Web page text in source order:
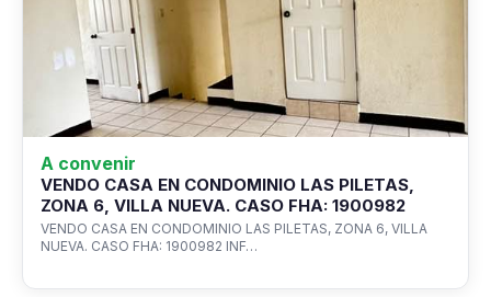
A convenir
VENDO CASA EN CONDOMINIO LAS PILETAS,
ZONA 6, VILLA NUEVA. CASO FHA: 1900982
VENDO CASA EN CONDOMINIO LAS PILETAS, ZONA 6, VILLA
NUEVA. CASO FHA: 1900982 INF…